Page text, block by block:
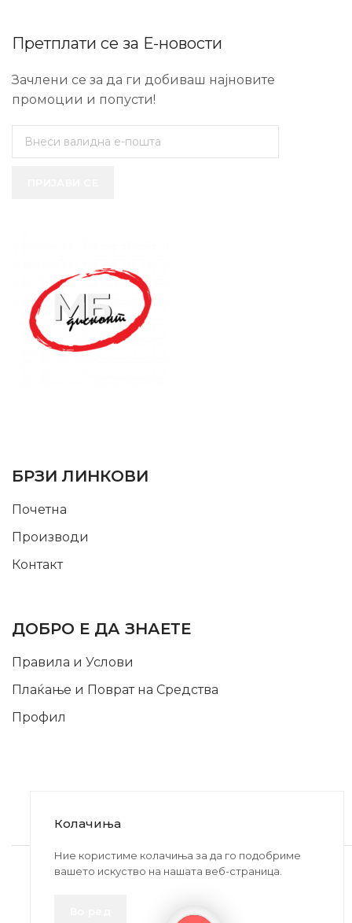
Претплати се за Е-новости
Зачлени се за да ги добиваш најновите
промоции и попусти!
БРЗИ ЛИНКОВИ
Почетна
Производи
Контакт
ДОБРО Е ДА ЗНАЕТЕ
Правила и Услови
Плаќање и Поврат на Средства
Профил
2020-2024 © MB DISKONT. Изработено од
БРАМИТ ДООЕЛ
Колачиња
Ние користиме колачиња за да го подобриме
вашето искуство на нашата веб-страница.